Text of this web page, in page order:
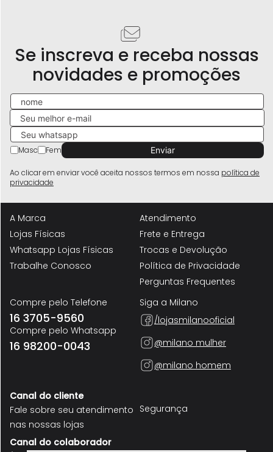
Se inscreva e receba nossas
novidades e promoções
Masc Fem
Ao clicar em enviar você aceita nossos termos em nossa política de
privacidade
A Marca
Lojas Físicas
Whatsapp Lojas Físicas
Trabalhe Conosco
Atendimento
Frete e Entrega
Trocas e Devolução
Política de Privacidade
Perguntas Frequentes
Compre pelo Telefone
16 3705-9560
Compre pelo Whatsapp
16 98200-0043
Siga a Milano
/lojasmilanooficial
@milano mulher
@milano homem
Canal do cliente
Fale sobre seu atendimento
nas nossas lojas
Canal do colaborador
Segurança